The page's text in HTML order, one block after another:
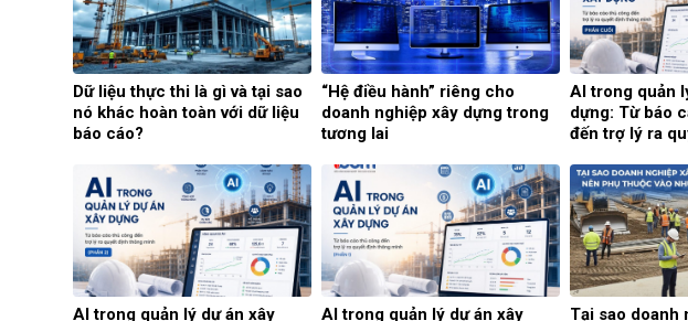
Dữ liệu thực thi là gì và tại sao
nó khác hoàn toàn với dữ liệu
báo cáo?
“Hệ điều hành” riêng cho
doanh nghiệp xây dựng trong
tương lai
AI trong quản
dựng: Từ báo
đến trợ lý ra
AI trong quản lý dự án xây AI trong quản lý dự án xây Tại sao doanh